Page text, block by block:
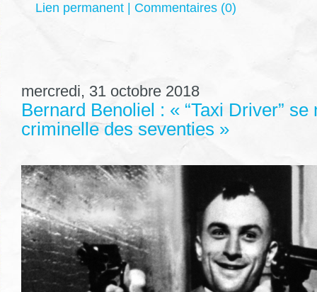
Lien permanent
Commentaires (0)
mercredi, 31 octobre 2018
Bernard Benoliel : « “Taxi Driver”
criminelle des seventies »